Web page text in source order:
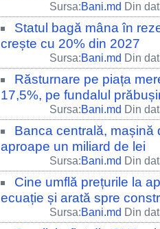
Sursa:Bani.md Din
Statul bagă mâna în
crește cu 20% din 2027
Sursa:Bani.md Din
Răsturnare pe piața
17,5%, pe fundalul
Sursa:Bani.md Din
Banca centrală, mașină
aproape un miliard de lei
Sursa:Bani.md Din
Cine umflă prețurile la
ecuație și arată spre
Sursa:Bani.md Din